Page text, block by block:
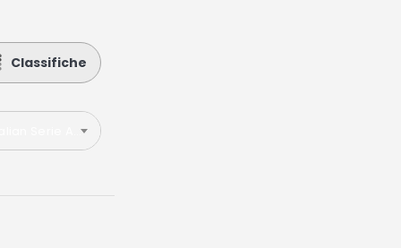
Classifiche
Italian Serie A 2023-2024